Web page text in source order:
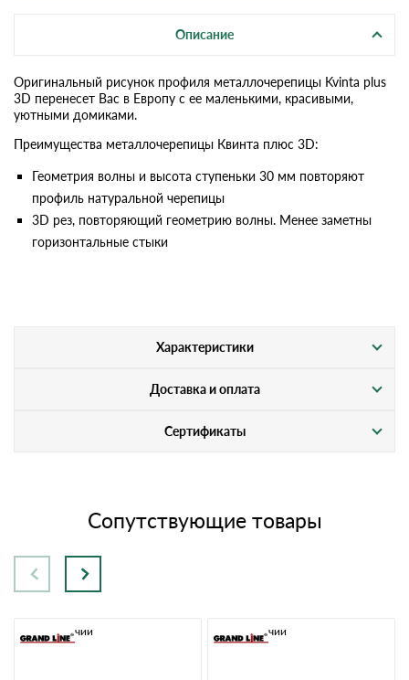
Описание
Оригинальный рисунок профиля металлочерепицы Kvinta plus
3D перенесет Вас в Европу с ее маленькими, красивыми,
уютными домиками.
Преимущества металлочерепицы Квинта плюс 3D:
Геометрия волны и высота ступеньки 30 мм повторяют
профиль натуральной черепицы
3D рез, повторяющий геометрию волны. Менее заметны
горизонтальные стыки
Характеристики
Доставка и оплата
Сертификаты
Сопутствующие товары
В наличии В наличии